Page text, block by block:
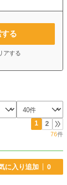
る
アする
1 2
76件
に入り追加 0